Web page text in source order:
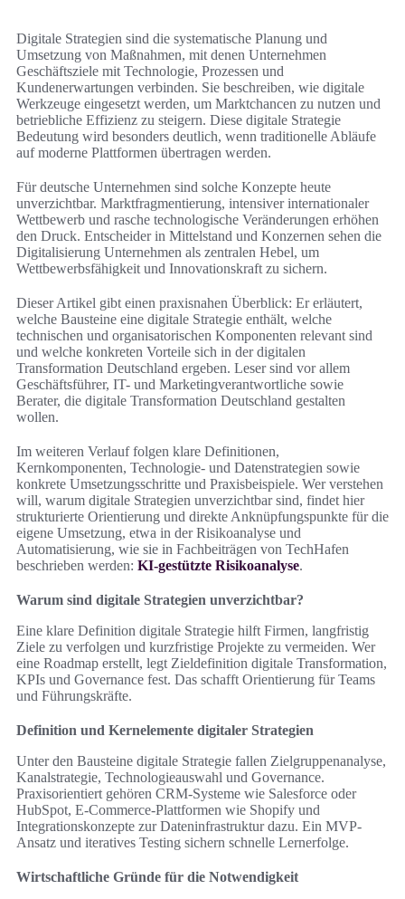
Digitale Strategien sind die systematische Planung und
Umsetzung von Maßnahmen, mit denen Unternehmen
Geschäftsziele mit Technologie, Prozessen und
Kundenerwartungen verbinden. Sie beschreiben, wie digitale
Werkzeuge eingesetzt werden, um Marktchancen zu nutzen und
betriebliche Effizienz zu steigern. Diese digitale Strategie
Bedeutung wird besonders deutlich, wenn traditionelle Abläufe
auf moderne Plattformen übertragen werden.
Für deutsche Unternehmen sind solche Konzepte heute
unverzichtbar. Marktfragmentierung, intensiver internationaler
Wettbewerb und rasche technologische Veränderungen erhöhen
den Druck. Entscheider in Mittelstand und Konzernen sehen die
Digitalisierung Unternehmen als zentralen Hebel, um
Wettbewerbsfähigkeit und Innovationskraft zu sichern.
Dieser Artikel gibt einen praxisnahen Überblick: Er erläutert,
welche Bausteine eine digitale Strategie enthält, welche
technischen und organisatorischen Komponenten relevant sind
und welche konkreten Vorteile sich in der digitalen
Transformation Deutschland ergeben. Leser sind vor allem
Geschäftsführer, IT- und Marketingverantwortliche sowie
Berater, die digitale Transformation Deutschland gestalten
wollen.
Im weiteren Verlauf folgen klare Definitionen,
Kernkomponenten, Technologie- und Datenstrategien sowie
konkrete Umsetzungsschritte und Praxisbeispiele. Wer verstehen
will, warum digitale Strategien unverzichtbar sind, findet hier
strukturierte Orientierung und direkte Anknüpfungspunkte für die
eigene Umsetzung, etwa in der Risikoanalyse und
Automatisierung, wie sie in Fachbeiträgen von TechHafen
beschrieben werden: KI-gestützte Risikoanalyse.
Warum sind digitale Strategien unverzichtbar?
Eine klare Definition digitale Strategie hilft Firmen, langfristig
Ziele zu verfolgen und kurzfristige Projekte zu vermeiden. Wer
eine Roadmap erstellt, legt Zieldefinition digitale Transformation,
KPIs und Governance fest. Das schafft Orientierung für Teams
und Führungskräfte.
Definition und Kernelemente digitaler Strategien
Unter den Bausteine digitale Strategie fallen Zielgruppenanalyse,
Kanalstrategie, Technologieauswahl und Governance.
Praxisorientiert gehören CRM-Systeme wie Salesforce oder
HubSpot, E‑Commerce‑Plattformen wie Shopify und
Integrationskonzepte zur Dateninfrastruktur dazu. Ein MVP-
Ansatz und iteratives Testing sichern schnelle Lernerfolge.
Wirtschaftliche Gründe für die Notwendigkeit